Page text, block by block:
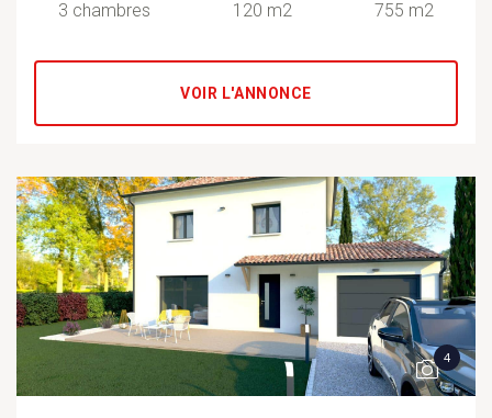
3 chambres 120 m2 755 m2
VOIR L'ANNONCE
4